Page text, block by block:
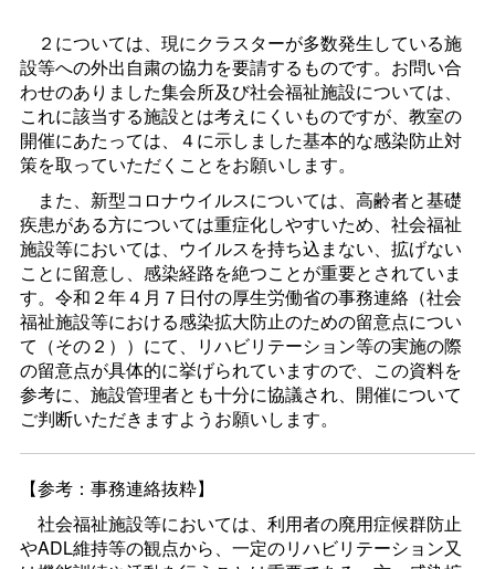
２については、現にクラスターが多数発生している施
設等への外出自粛の協力を要請するものです。お問い合
わせのありました集会所及び社会福祉施設については、
これに該当する施設とは考えにくいものですが、教室の
開催にあたっては、４に示しました基本的な感染防止対
策を取っていただくことをお願いします。
また、新型コロナウイルスについては、高齢者と基礎
疾患がある方については重症化しやすいため、社会福祉
施設等においては、ウイルスを持ち込まない、拡げない
ことに留意し、感染経路を絶つことが重要とされていま
す。令和２年４月７日付の厚生労働省の事務連絡（社会
福祉施設等における感染拡大防止のための留意点につい
て（その２））にて、リハビリテーション等の実施の際
の留意点が具体的に挙げられていますので、この資料を
参考に、施設管理者とも十分に協議され、開催について
ご判断いただきますようお願いします。
【参考：事務連絡抜粋】
社会福祉施設等においては、利用者の廃用症候群防止
やADL維持等の観点から、一定のリハビリテーション又